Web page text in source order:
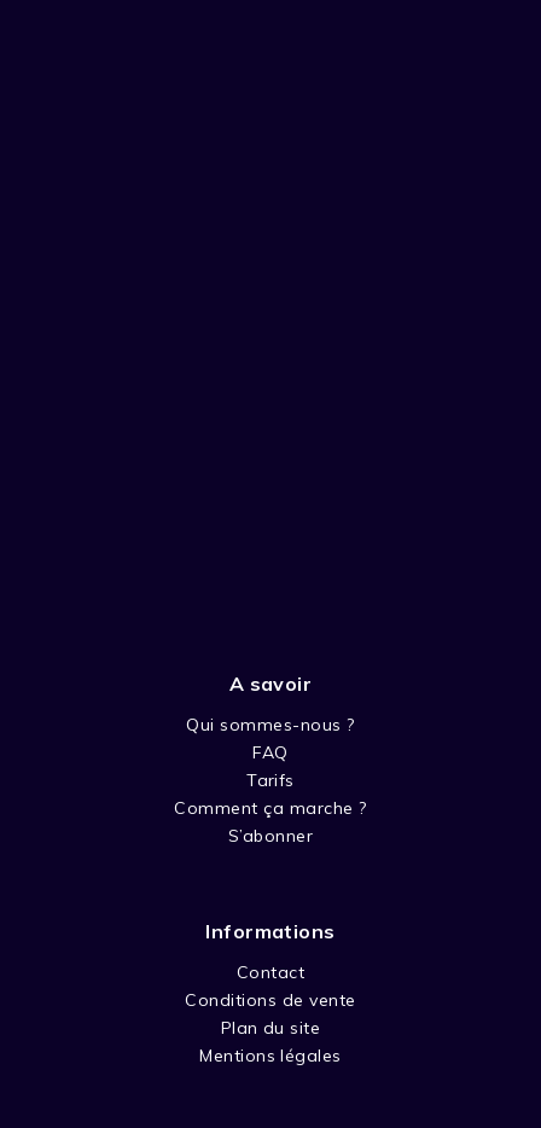
A savoir
Qui sommes-nous ?
FAQ
Tarifs
Comment ça marche ?
S’abonner
Informations
Contact
Conditions de vente
Plan du site
Mentions légales